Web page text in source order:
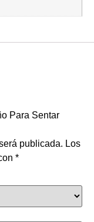
Para Sentar
publicada. Los
*